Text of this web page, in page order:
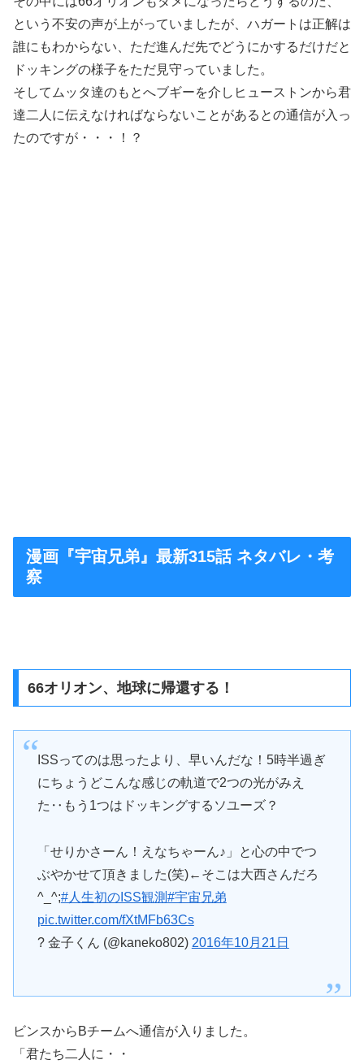
という不安の声が上がっていましたが、ハガートは正解は
誰にもわからない、ただ進んだ先でどうにかするだけだと
ドッキングの様子をただ見守っていました。
そしてムッタ達のもとへブギーを介しヒューストンから君
達二人に伝えなければならないことがあるとの通信が入っ
たのですが・・・！？
漫画『宇宙兄弟』最新315話 ネタバレ・考
察
66オリオン、地球に帰還する！
ISSってのは思ったより、早いんだな！5時半過ぎ
にちょうどこんな感じの軌道で2つの光がみえ
た‥もう1つはドッキングするソユーズ？
「せりかさーん！えなちゃーん♪」と心の中でつ
ぶやかせて頂きました(笑)←そこは大西さんだろ
^_^;#人生初のISS観測#宇宙兄弟
pic.twitter.com/fXtMFb63Cs
? 金子くん (@kaneko802) 2016年10月21日
ビンスからBチームへ通信が入りました。
「君たち二人に・・